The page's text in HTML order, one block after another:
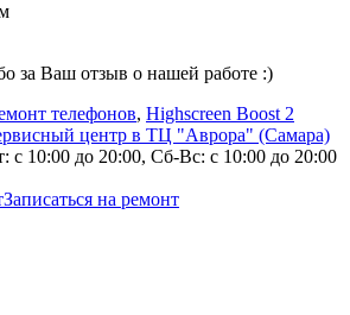
за Ваш отзыв о нашей работе :)
телефонов, Highscreen Boost 2
центр в ТЦ "Аврора" (Самара)
с 10:00 до 20:00, Сб-Вс: с 10:00 до 20:00
Записаться на ремонт